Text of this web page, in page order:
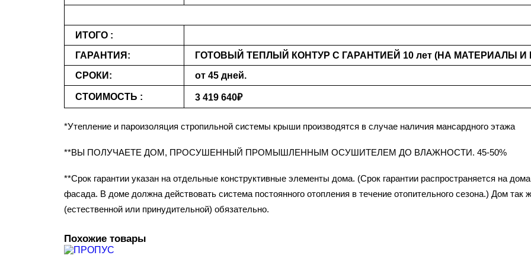
ИТОГО :
ГАРАНТИЯ:
ГОТОВЫЙ ТЕПЛЫЙ КОНТУР С ГАРАНТИЕЙ 10 лет (НА МАТЕРИАЛЫ
СРОКИ:
от 45 дней.
СТОИМОСТЬ : 3 419 640₽
*Утепление и пароизоляция стропильной системы крыши производятся в случае наличия мансардного этажа
**ВЫ ПОЛУЧАЕТЕ ДОМ, ПРОСУШЕННЫЙ ПРОМЫШЛЕННЫМ ОСУШИТЕЛЕМ ДО ВЛАЖНОСТИ. 45-50%
**Срок гарантии указан на отдельные конструктивные элементы дома. (Срок гарантии распространяется на
фасада. В доме должна действовать система постоянного отопления в течение отопительного сезона.) Дом
(естественной или принудительной) обязательно.
Похожие товары